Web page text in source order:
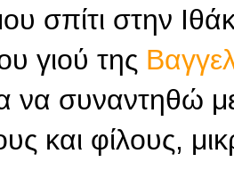
σπίτι στην
γιού της
να συναντηθώ
και φίλους,